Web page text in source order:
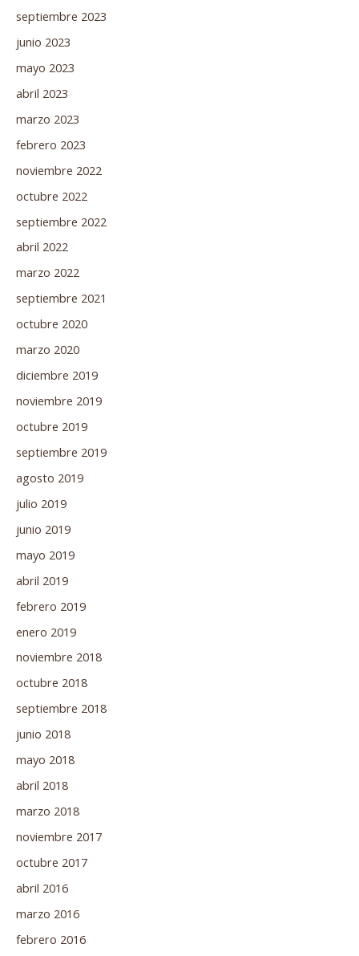
septiembre 2023
junio 2023
mayo 2023
abril 2023
marzo 2023
febrero 2023
noviembre 2022
octubre 2022
septiembre 2022
abril 2022
marzo 2022
septiembre 2021
octubre 2020
marzo 2020
diciembre 2019
noviembre 2019
octubre 2019
septiembre 2019
agosto 2019
julio 2019
junio 2019
mayo 2019
abril 2019
febrero 2019
enero 2019
noviembre 2018
octubre 2018
septiembre 2018
junio 2018
mayo 2018
abril 2018
marzo 2018
noviembre 2017
octubre 2017
abril 2016
marzo 2016
febrero 2016